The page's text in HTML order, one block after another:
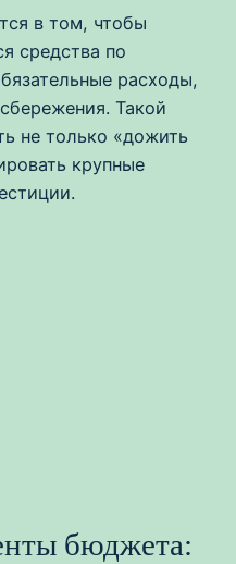
в том, чтобы
средства по
расходы,
Такой
не только «дожить
крупные
бюджета: